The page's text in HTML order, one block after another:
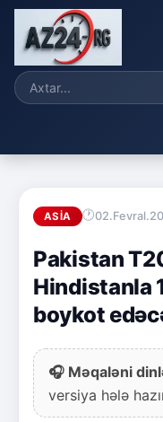
ASIA
Pakistan
Hindistanla
boykot
🎧 Məqaləni
versiya hələ